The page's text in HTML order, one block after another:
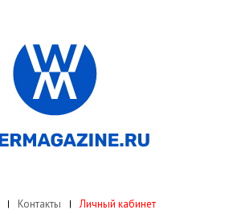
Контакты Личный кабинет